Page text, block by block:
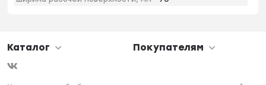
Каталог Покупателям